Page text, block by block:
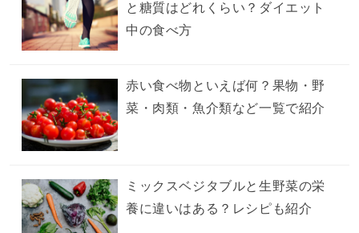
と糖質はどれくらい？ダイエット
中の食べ方
赤い食べ物といえば何？果物・野
菜・肉類・魚介類など一覧で紹介
ミックスベジタブルと生野菜の栄
養に違いはある？レシピも紹介